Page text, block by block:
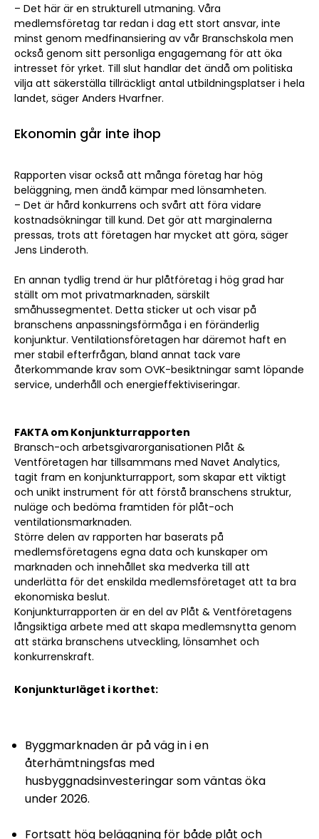
– Det här är en strukturell utmaning. Våra
medlemsföretag tar redan i dag ett stort ansvar, inte
minst genom medfinansiering av vår Branschskola men
också genom sitt personliga engagemang för att öka
intresset för yrket. Till slut handlar det ändå om politiska
vilja att säkerställa tillräckligt antal utbildningsplatser i hela
landet, säger Anders Hvarfner.
Ekonomin går inte ihop
Rapporten visar också att många företag har hög
beläggning, men ändå kämpar med lönsamheten.
– Det är hård konkurrens och svårt att föra vidare
kostnadsökningar till kund. Det gör att marginalerna
pressas, trots att företagen har mycket att göra, säger
Jens Linderoth.
En annan tydlig trend är hur plåtföretag i hög grad har
ställt om mot privatmarknaden, särskilt
småhussegmentet. Detta sticker ut och visar på
branschens anpassningsförmåga i en föränderlig
konjunktur. Ventilationsföretagen har däremot haft en
mer stabil efterfrågan, bland annat tack vare
återkommande krav som OVK-besiktningar samt löpande
service, underhåll och energieffektiviseringar.
FAKTA om Konjunkturrapporten
Bransch-och arbetsgivarorganisationen Plåt &
Ventföretagen har tillsammans med Navet Analytics,
tagit fram en konjunkturrapport, som skapar ett viktigt
och unikt instrument för att förstå branschens struktur,
nuläge och bedöma framtiden för plåt-och
ventilationsmarknaden.
Större delen av rapporten har baserats på
medlemsföretagens egna data och kunskaper om
marknaden och innehållet ska medverka till att
underlätta för det enskilda medlemsföretaget att ta bra
ekonomiska beslut.
Konjunkturrapporten är en del av Plåt & Ventföretagens
långsiktiga arbete med att skapa medlemsnytta genom
att stärka branschens utveckling, lönsamhet och
konkurrenskraft.
Konjunkturläget i korthet:
Byggmarknaden är på väg in i en
återhämtningsfas med
husbyggnadsinvesteringar som väntas öka
under 2026.
Fortsatt hög beläggning för både plåt och